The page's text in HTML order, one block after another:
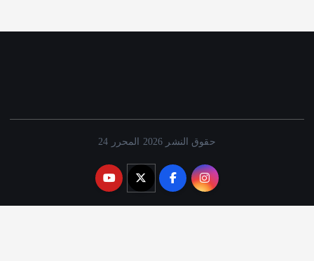
حقوق النشر 2026 المحرر 24